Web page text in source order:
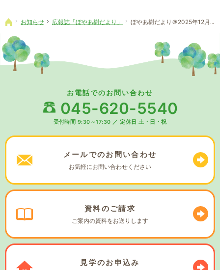
ホーム
お知らせ 広報誌「ぼやあ樹だより」 ぼやあ樹だより＠2025年12月号
お電話でのお問い合わせ
045-620-5540
受付時間 9:30～17:30 ／ 定休日 土・日・祝
メールでのお問い合わせ
お気軽にお問い合わせください
資料のご請求
ご案内の資料をお送りします
見学のお申込み